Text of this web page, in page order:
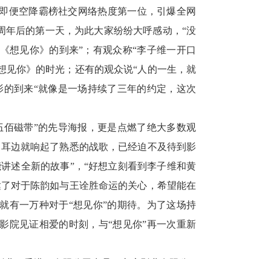
便空降霸榜社交网络热度第一位，引爆全网
年后的第一天，为此大家纷纷大呼感动，“没
想见你》的到来”；有观众称“李子维一开口
你》的时光；还有的观众说“人的一生，就
到来“就像是一场持续了三年的约定，这次
佰磁带”的先导海报，更是点燃了绝大多数观
边就响起了熟悉的战歌，已经迫不及待到影
述全新的故事”，“好想立刻看到李子维和黄
对于陈韵如与王诠胜命运的关心，希望能在
有一万种对于“想见你”的期待。为了这场持
院见证相爱的时刻，与“想见你”再一次重新